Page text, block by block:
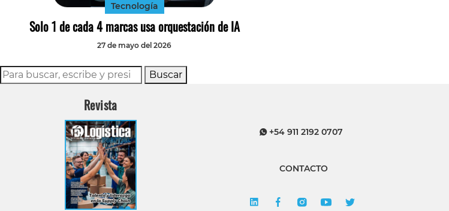
Tecnología
Solo 1 de cada 4 marcas usa orquestación de IA
27 de mayo del 2026
Buscar
Revista
+54 911 2192 0707
CONTACTO